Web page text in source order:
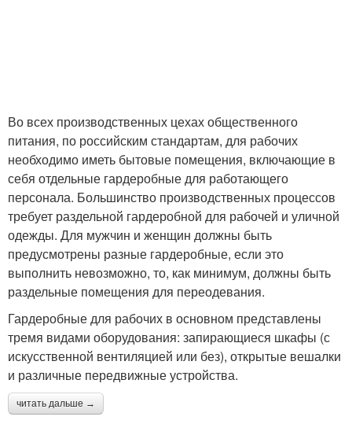
Во всех производственных цехах общественного
питания, по российским стандартам, для рабочих
необходимо иметь бытовые помещения, включающие в
себя отдельные гардеробные для работающего
персонала. Большинство производственных процессов
требует раздельной гардеробной для рабочей и уличной
одежды. Для мужчин и женщин должны быть
предусмотрены разные гардеробные, если это
выполнить невозможно, то, как минимум, должны быть
раздельные помещения для переодевания.
Гардеробные для рабочих в основном представлены
тремя видами оборудования: запирающиеся шкафы (с
искусственной вентиляцией или без), открытые вешалки
и различные передвижные устройства.
читать дальше →